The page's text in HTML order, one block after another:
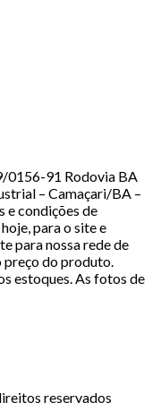
0156-91 Rodovia BA
– Camaçari/BA –
e condições de
para o site e
para nossa rede de
preço do produto.
estoques. As fotos de
reservados